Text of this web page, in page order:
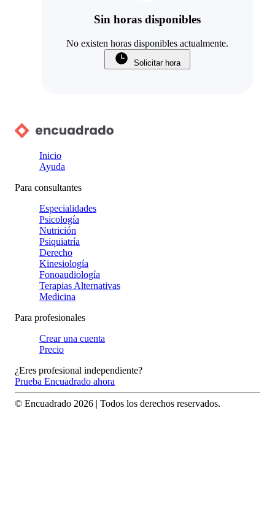
Sin horas disponibles
No existen horas disponibles actualmente.
Solicitar hora
Inicio
Ayuda
Para consultantes
Especialidades
Psicología
Nutrición
Psiquiatría
Derecho
Kinesiología
Fonoaudiología
Terapias Alternativas
Medicina
Para profesionales
Crear una cuenta
Precio
¿Eres profesional independiente?
Prueba Encuadrado ahora
© Encuadrado 2026 | Todos los derechos reservados.